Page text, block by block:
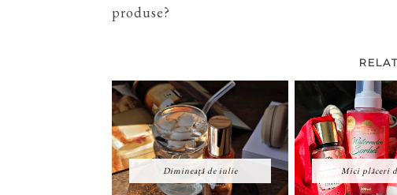
produse?
Dimineață de iulie Mici plăceri